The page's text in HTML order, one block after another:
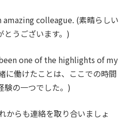
colleague. (素晴らしい
とうございます。)
one of the highlights of my
に働けたことは、ここでの時間
験の一つでした。)
からも連絡を取り合いましょ